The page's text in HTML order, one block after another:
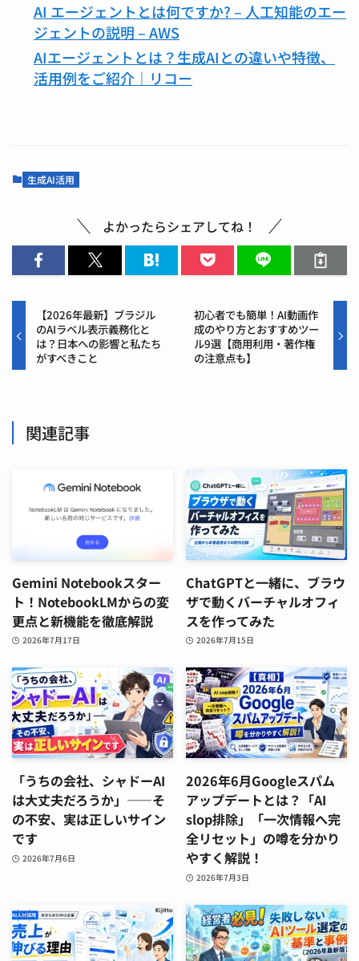
AI エージェントとは何ですか? – 人工知能のエー
ジェントの説明 – AWS
AIエージェントとは？生成AIとの違いや特徴、
活用例をご紹介｜リコー
生成AI活用
よかったらシェアしてね！
【2026年最新】ブラジル
のAIラベル表示義務化と
は？日本への影響と私たち
がすべきこと
初心者でも簡単！AI動画作
成のやり方とおすすめツー
ル9選【商用利用・著作権
の注意点も】
関連記事
Gemini Notebookスター
ト！NotebookLMからの変
更点と新機能を徹底解説
2026年7月17日
ChatGPTと一緒に、ブラウ
ザで動くバーチャルオフィ
スを作ってみた
2026年7月15日
「うちの会社、シャドーAI
は大丈夫だろうか」——そ
の不安、実は正しいサイン
です
2026年7月6日
2026年6月Googleスパム
アップデートとは？「AI
slop排除」「一次情報へ完
全リセット」の噂を分かり
やすく解説！
2026年7月3日